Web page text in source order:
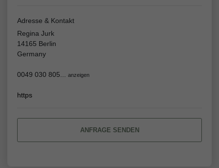
Adresse & Kontakt
Regina Jurk
14165 Berlin
Germany
0049 030 805... anzeigen
https
ANFRAGE SENDEN